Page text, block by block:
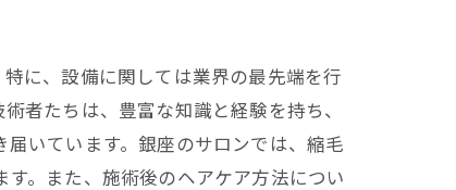
に、設備に関しては業界の最先端を行
者たちは、豊富な知識と経験を持ち、
いています。銀座のサロンでは、縮毛
。また、施術後のヘアケア方法につい